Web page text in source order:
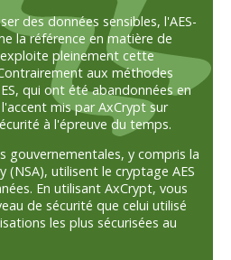
des données sensibles, l'AES-
la référence en matière de
pleinement cette
aux méthodes
qui ont été abandonnées en
mis par AxCrypt sur
à l'épreuve du temps.
gouvernementales, y compris la
(NSA), utilisent le cryptage AES
En utilisant AxCrypt, vous
de sécurité que celui utilisé
les plus sécurisées au